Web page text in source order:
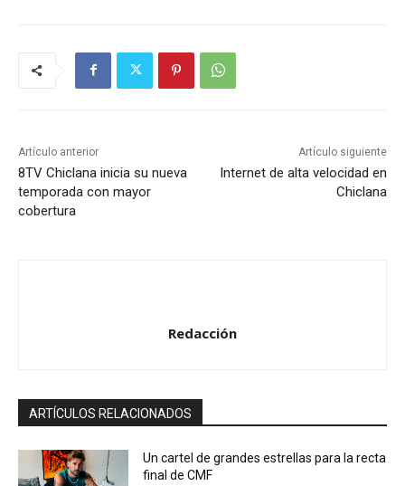
Artículo anterior
8TV Chiclana inicia su nueva
temporada con mayor
cobertura
Artículo siguiente
Internet de alta velocidad en
Chiclana
Redacción
ARTÍCULOS RELACIONADOS
Un cartel de grandes estrellas para la recta
final de CMF